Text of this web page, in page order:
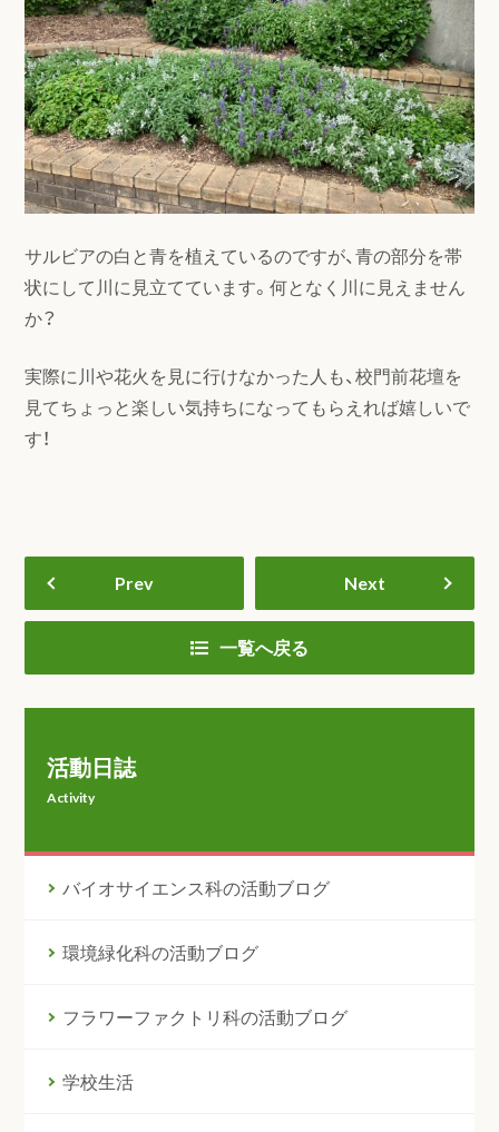
サルビアの白と青を植えているのですが、青の部分を帯
状にして川に見立てています。何となく川に見えません
か？
実際に川や花火を見に行けなかった人も、校門前花壇を
見てちょっと楽しい気持ちになってもらえれば嬉しいで
す！
Prev Next
一覧へ戻る
活動日誌
Activity
バイオサイエンス科の活動ブログ
環境緑化科の活動ブログ
フラワーファクトリ科の活動ブログ
学校生活